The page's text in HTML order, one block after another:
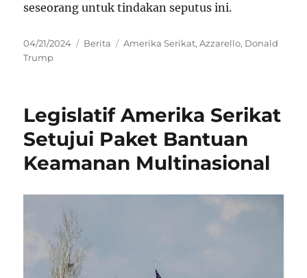
seseorang untuk tindakan seputus ini.
Posted
on
04/21/2024 Categories
Berita Tags
Amerika Serikat,Azzarello, Donald
Trump
Legislatif Amerika Serikat
Setujui Paket Bantuan
Keamanan Multinasional